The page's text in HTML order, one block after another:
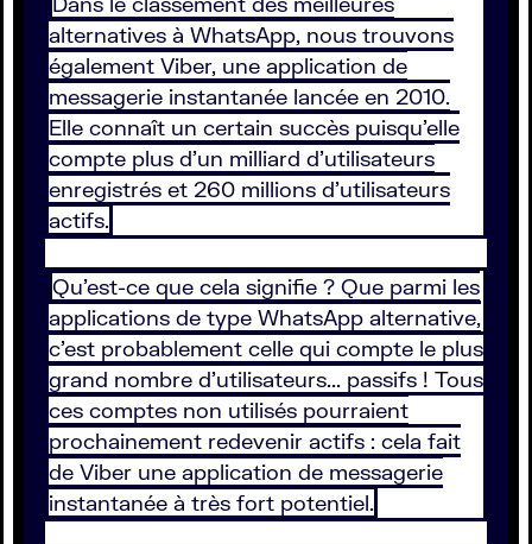
alternatives à WhatsApp, nous trouvons
également Viber, une application de
messagerie instantanée lancée en 2010.
Elle connaît un certain succès puisqu’elle
compte plus d'un milliard d'utilisateurs
enregistrés et 260 millions d’utilisateurs
actifs.
Qu'est-ce que cela signifie ? Que parmi les
applications de type WhatsApp alternative,
c'est probablement celle qui compte le plus
grand nombre d'utilisateurs... passifs ! Tous
ces comptes non utilisés pourraient
prochainement redevenir actifs : cela fait
de Viber une application de messagerie
instantanée à très fort potentiel.